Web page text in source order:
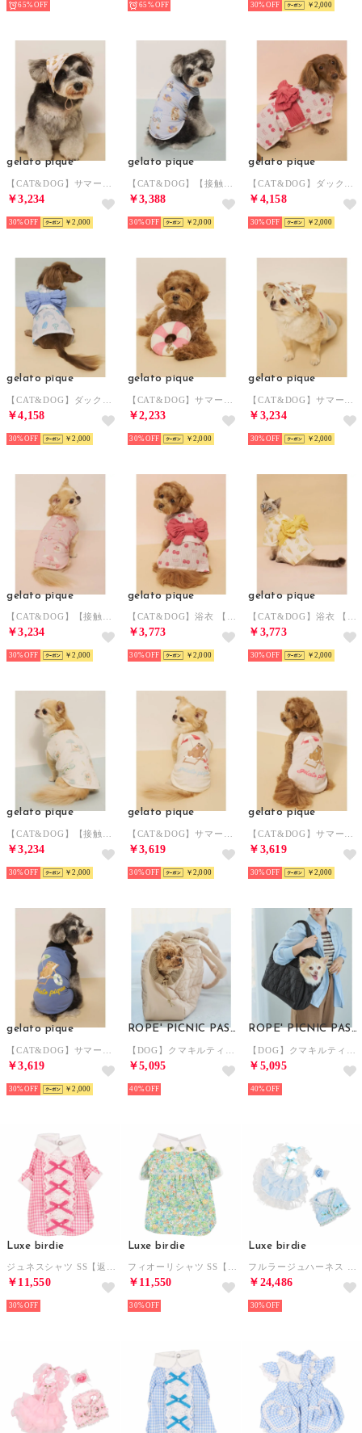
65% 65% 30% ￥2,000
gelato pique
￥3,234
30% ￥2,000
gelato pique
￥3,388
30% ￥2,000
gelato pique
￥4,158
30% ￥2,000
gelato pique
￥4,158
30% ￥2,000
gelato pique
￥2,233
30% ￥2,000
gelato pique
￥3,234
30% ￥2,000
gelato pique
￥3,234
30% ￥2,000
gelato pique
￥3,773
30% ￥2,000
gelato pique
￥3,773
30% ￥2,000
gelato pique
￥3,234
30% ￥2,000
gelato pique
￥3,619
30% ￥2,000
gelato pique
￥3,619
30% ￥2,000
gelato pique
￥3,619
30% ￥2,000
ROPE' PICNIC PASSAGE
￥5,095
40%
ROPE' PICNIC PASSAGE
￥5,095
40%
Luxe birdie
￥11,550
30%
Luxe birdie
￥11,550
30%
Luxe birdie
￥24,486
30%